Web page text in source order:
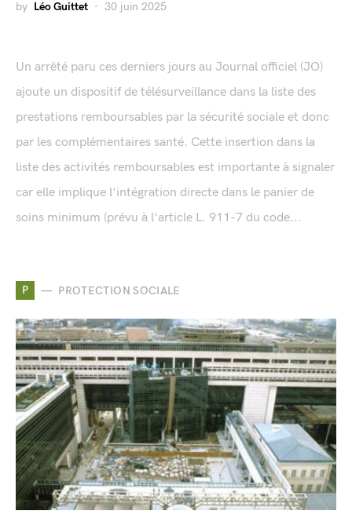
by Léo Guittet 30 juin 2025
Un arrêté paru ces derniers jours au Journal officiel (JO)
ajoute un dispositif de télésurveillance dans la liste des
prestations remboursables par la sécurité sociale et donc
par les complémentaires santé. Cette insertion dans la
liste des activités remboursables est importante à signaler
car elle implique l'intégration directe dans le panier de
soins minimum (prévu à l'article L. 911-7 du code...
P PROTECTION SOCIALE